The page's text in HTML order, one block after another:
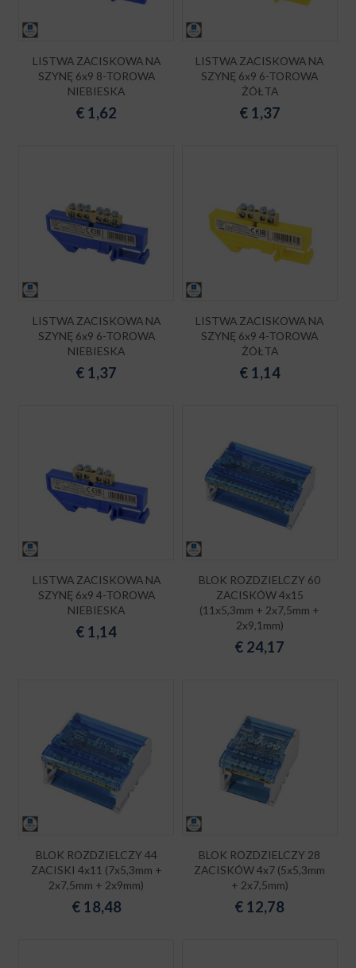
LISTWA ZACISKOWA NA
SZYNĘ 6x9 8-TOROWA
NIEBIESKA
€ 1,62
LISTWA ZACISKOWA NA
SZYNĘ 6x9 6-TOROWA
ŻÓŁTA
€ 1,37
LISTWA ZACISKOWA NA
SZYNĘ 6x9 6-TOROWA
NIEBIESKA
€ 1,37
LISTWA ZACISKOWA NA
SZYNĘ 6x9 4-TOROWA
ŻÓŁTA
€ 1,14
LISTWA ZACISKOWA NA
SZYNĘ 6x9 4-TOROWA
NIEBIESKA
€ 1,14
BLOK ROZDZIELCZY 60
ZACISKÓW 4x15
(11x5,3mm + 2x7,5mm +
2x9,1mm)
€ 24,17
BLOK ROZDZIELCZY 44
ZACISKI 4x11 (7x5,3mm +
2x7,5mm + 2x9mm)
€ 18,48
BLOK ROZDZIELCZY 28
ZACISKÓW 4x7 (5x5,3mm
+ 2x7,5mm)
€ 12,78